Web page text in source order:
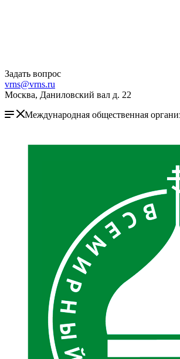
Задать вопрос
vrns@vrns.ru
Москва, Даниловский вал д. 22
Международная общественная